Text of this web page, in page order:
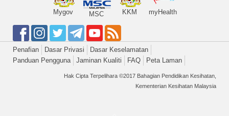
Mygov MSC KKM myHealth
Penafian Dasar Privasi
Dasar Keselamatan
Panduan Pengguna
Jaminan Kualiti FAQ Peta Laman
Hak Cipta Terpelihara ©2017 Bahagian Pendidikan Kesihatan,
Kementerian Kesihatan Malaysia